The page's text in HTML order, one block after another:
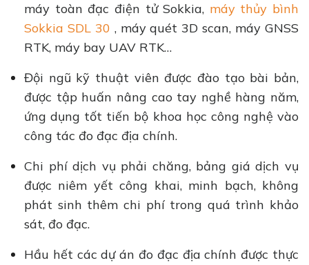
máy toàn đạc điện tử Sokkia, máy thủy bình
Sokkia SDL 30 , máy quét 3D scan, máy GNSS
RTK, máy bay UAV RTK…
Đội ngũ kỹ thuật viên được đào tạo bài bản,
được tập huấn nâng cao tay nghề hàng năm,
ứng dụng tốt tiến bộ khoa học công nghệ vào
công tác đo đạc địa chính.
Chi phí dịch vụ phải chăng, bảng giá dịch vụ
được niêm yết công khai, minh bạch, không
phát sinh thêm chi phí trong quá trình khảo
sát, đo đạc.
Hầu hết các dự án đo đạc địa chính được thực